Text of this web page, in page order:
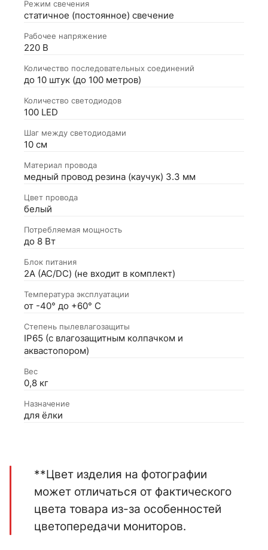
Режим свечения
статичное (постоянное) свечение
Рабочее напряжение
220 В
Количество последовательных соединений
до 10 штук (до 100 метров)
Количество светодиодов
100 LED
Шаг между светодиодами
10 см
Материал провода
медный провод резина (каучук) 3.3 мм
Цвет провода
белый
Потребляемая мощность
до 8 Вт
Блок питания
2А (АС/DC) (не входит в комплект)
Температура эксплуатации
от -40° до +60° С
Степень пылевлагозащиты
IP65 (с влагозащитным колпачком и
аквастопором)
Вес
0,8 кг
Назначение
для ёлки
**Цвет изделия на фотографии
может отличаться от фактического
цвета товара из-за особенностей
цветопередачи мониторов.